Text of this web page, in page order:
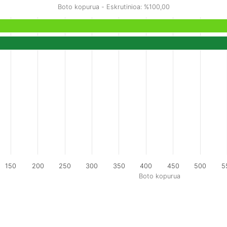
Boto kopurua
Boto kopurua - Eskrutinioa: %100,00
150 200 250 300 350 400 450 500